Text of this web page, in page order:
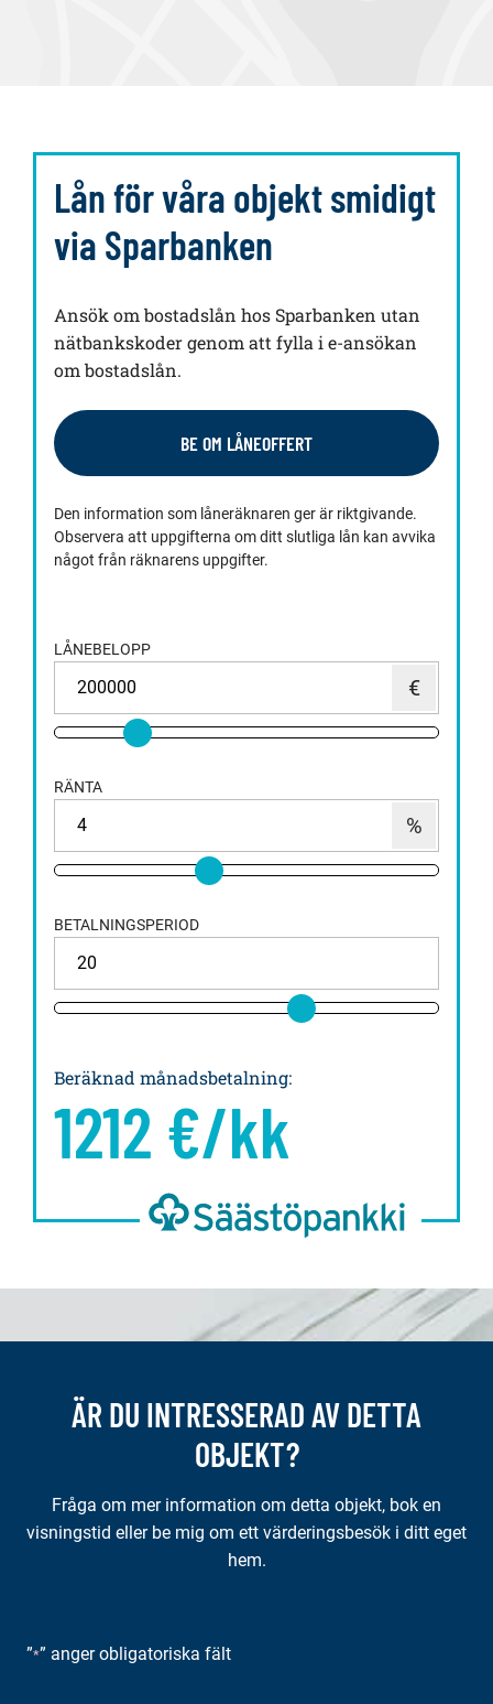
Lån för våra objekt smidigt
via Sparbanken
Ansök om bostadslån hos Sparbanken utan
nätbankskoder genom att fylla i e-ansökan
om bostadslån.
BE OM LÅNEOFFERT
Den information som låneräknaren ger är riktgivande.
Observera att uppgifterna om ditt slutliga lån kan avvika
något från räknarens uppgifter.
LÅNEBELOPP
RÄNTA
BETALNINGSPERIOD
Beräknad månadsbetalning:
1212 €/kk
ÄR DU INTRESSERAD AV DETTA
OBJEKT?
Fråga om mer information om detta objekt, bok en
visningstid eller be mig om ett värderingsbesök i ditt eget
hem.
”*” anger obligatoriska fält